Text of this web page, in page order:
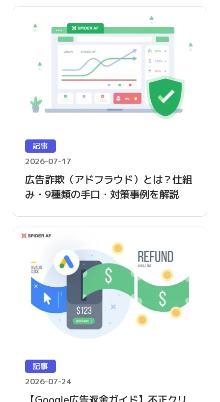
記事
2026-07-17
広告詐欺（アドフラウド）とは？仕組
み・9種類の手口・対策事例を解説
記事
2026-07-24